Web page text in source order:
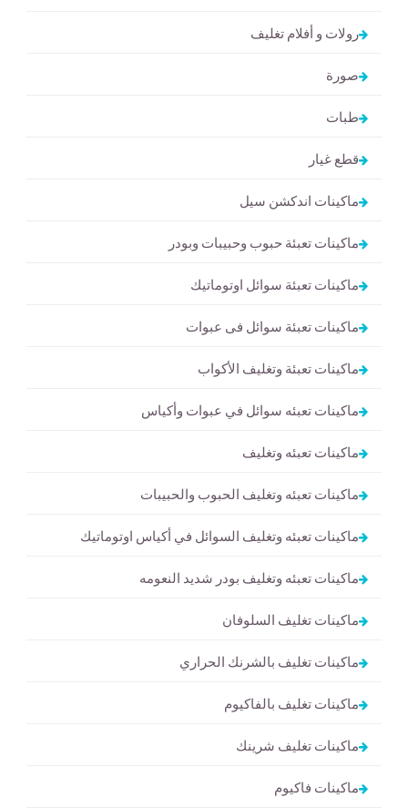
رولات و أفلام تغليف
صورة
طبات
قطع غيار
ماكينات اندكشن سيل
ماكينات تعبئة حبوب وحبيبات وبودر
ماكينات تعبئة سوائل اوتوماتيك
ماكينات تعبئة سوائل فى عبوات
ماكينات تعبئة وتغليف الأكواب
ماكينات تعبئه سوائل في عبوات وأكياس
ماكينات تعبئه وتغليف
ماكينات تعبئه وتغليف الحبوب والحبيبات
ماكينات تعبئه وتغليف السوائل في أكياس اوتوماتيك
ماكينات تعبئه وتغليف بودر شديد النعومه
ماكينات تغليف السلوفان
ماكينات تغليف بالشرنك الحراري
ماكينات تغليف بالفاكيوم
ماكينات تغليف شرينك
ماكينات فاكيوم